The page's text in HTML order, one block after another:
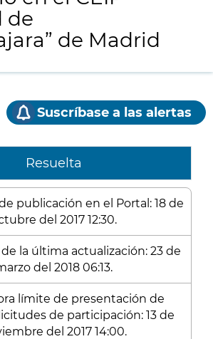
de
de Madrid
Suscríbase a las alertas
Resuelta
publicación en el Portal: 18 de
del 2017 12:30.
la última actualización: 23 de
del 2018 06:13.
límite de presentación de
de participación: 13 de
del 2017 14:00.